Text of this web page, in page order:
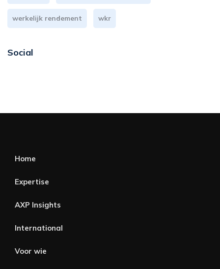
werkelijk rendement wkr
Social
Home
Expertise
AXP Insights
International
Voor wie